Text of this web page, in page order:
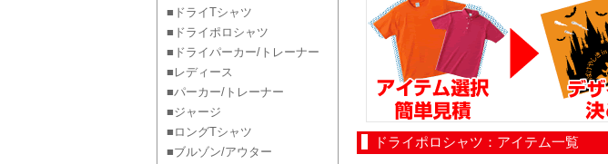
■ドライTシャツ
■ドライポロシャツ
■ドライパーカー/トレーナー
■レディース
■パーカー/トレーナー
■ジャージ
■ロングTシャツ
■ブルゾン/アウター
ドライポロシャツ：アイテム一覧